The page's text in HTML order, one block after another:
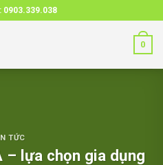
0903.339.038
0
TỨC
– lựa chọn gia dụng